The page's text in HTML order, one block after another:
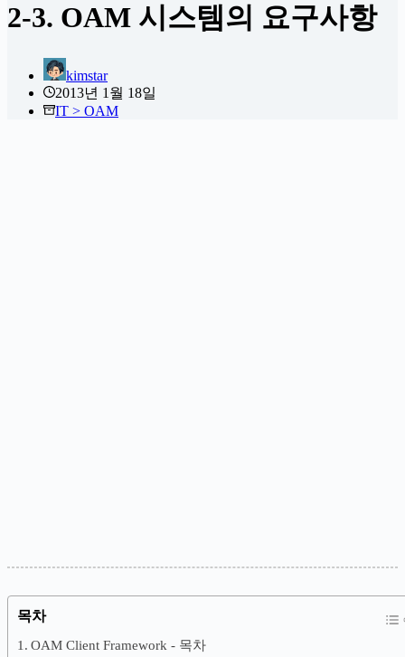
2-3. OAM 시스템의 요구사항
kimstar
2013년 1월 18일
IT > OAM
목차
OAM Client Framework - 목차